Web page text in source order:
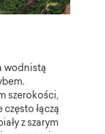
wodnistą
szerokości,
często łączą
z szarym